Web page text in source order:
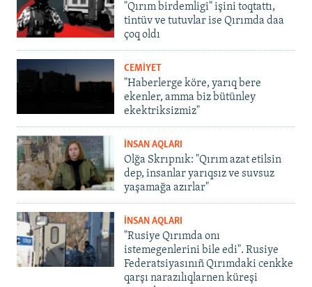
"Qırım birdemligi" işini toqtattı,
tintüv ve tutuvlar ise Qırımda daa
çoq oldı
CEMİYET
"Haberlerge köre, yarıq bere
ekenler, amma biz bütünley
ekektriksizmiz"
İNSAN AQLARI
Olğa Skrıpnık: "Qırım azat etilsin
dep, insanlar yarıqsız ve suvsuz
yaşamağa azırlar"
İNSAN AQLARI
"Rusiye Qırımda onı
istemegenlerini bile edi". Rusiye
Federatsiyasınıñ Qırımdaki cenkke
qarşı narazılıqlarnen küreşi